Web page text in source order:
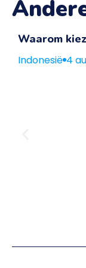
Waarom
Indonesië 4